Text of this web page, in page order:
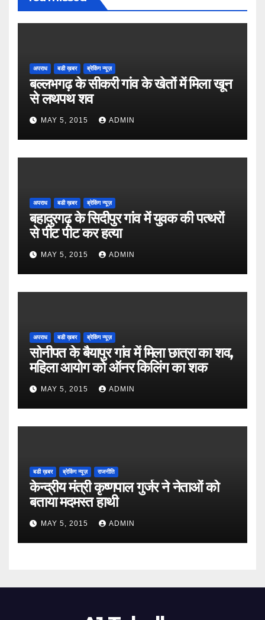
अपराध बडी ख़बर ब्रेकिंग न्यूज़
बल्लभगढ़ के सीकरी गांव के खेतों में मिला खून
से लथपथ शव
MAY 5, 2015 ADMIN
अपराध बडी ख़बर ब्रेकिंग न्यूज़
बहादुरगढ़ के सिदीपुर गांव में युवक की पत्थरों
से पीट पीट कर हत्या
MAY 5, 2015 ADMIN
अपराध बडी ख़बर ब्रेकिंग न्यूज़
सोनीपत के बैयापुर गांव में मिला छात्रा का शव,
महिला आयोग को ऑनर किलिंग का शक
MAY 5, 2015 ADMIN
बडी ख़बर ब्रेकिंग न्यूज़ राजनीति
केन्द्रीय मंत्री कृष्णपाल गुर्जर ने नेताओं को
बताया मदमस्त हाथी
MAY 5, 2015 ADMIN